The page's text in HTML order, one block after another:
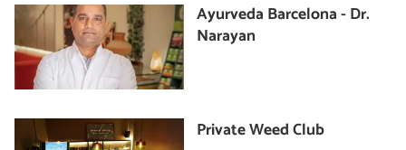
Ayurveda Barcelona - Dr.
Narayan
Private Weed Club